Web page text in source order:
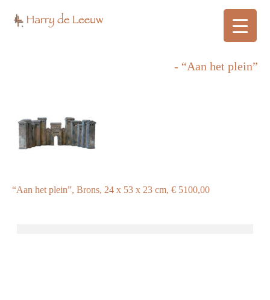
- “Aan het plein”
“Aan het plein”, Brons, 24 x 53 x 23 cm, € 5100,00